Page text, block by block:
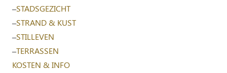
–STADSGEZICHT
–STRAND & KUST
–STILLEVEN
–TERRASSEN
KOSTEN & INFO